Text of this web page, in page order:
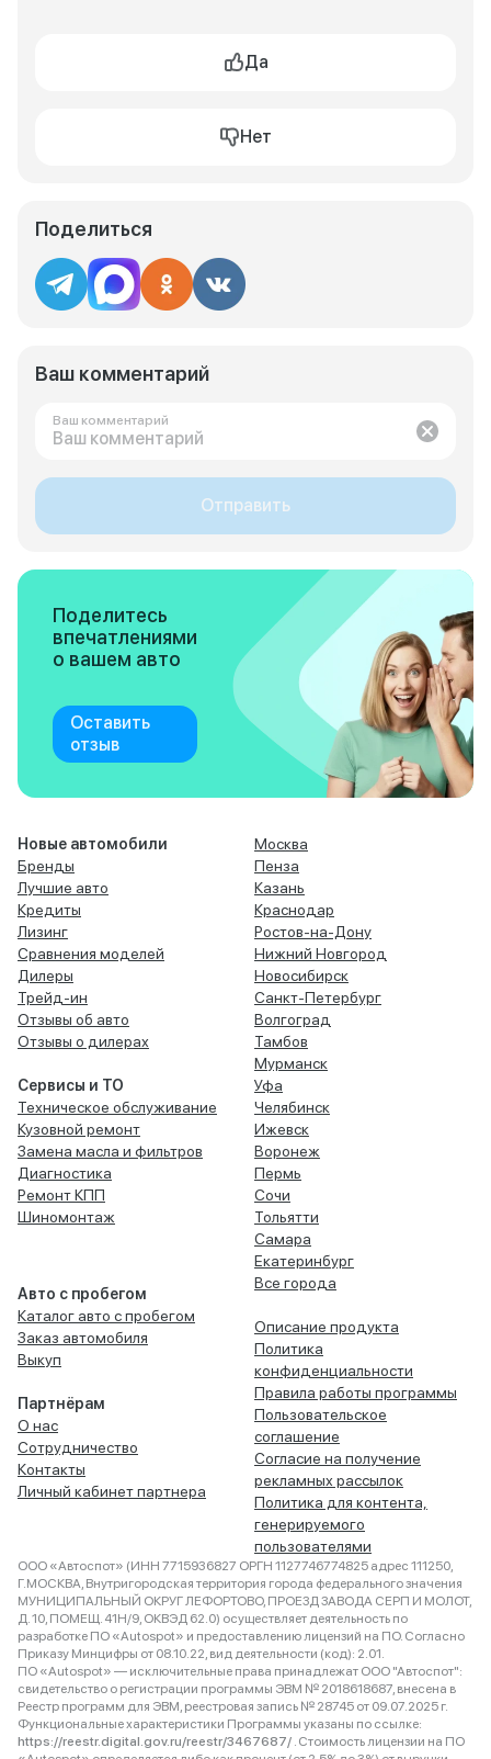
Да
Нет
Поделиться
Ваш комментарий
Ваш комментарий
Отправить
Поделитесь
впечатлениями
о вашем авто
Оставить
отзыв
Новые автомобили
Бренды
Лучшие авто
Кредиты
Лизинг
Сравнения моделей
Дилеры
Трейд-ин
Отзывы об авто
Отзывы о дилерах
Сервисы и ТО
Техническое обслуживание
Кузовной ремонт
Замена масла и фильтров
Диагностика
Ремонт КПП
Шиномонтаж
Авто с пробегом
Каталог авто с пробегом
Заказ автомобиля
Выкуп
Партнёрам
О нас
Сотрудничество
Контакты
Личный кабинет партнера
Москва
Пенза
Казань
Краснодар
Ростов-на-Дону
Нижний Новгород
Новосибирск
Санкт-Петербург
Волгоград
Тамбов
Мурманск
Уфа
Челябинск
Ижевск
Воронеж
Пермь
Сочи
Тольятти
Самара
Екатеринбург
Все города
Описание продукта
Политика
конфиденциальности
Правила работы программы
Пользовательское
соглашение
Согласие на получение
рекламных рассылок
Политика для контента,
генерируемого
пользователями
ООО «Автоспот» (ИНН 7715936827 ОРГН 1127746774825 адрес 111250,
Г.МОСКВА, Внутригородская территория города федерального значения
МУНИЦИПАЛЬНЫЙ ОКРУГ ЛЕФОРТОВО, ПРОЕЗД ЗАВОДА СЕРП И МОЛОТ,
Д. 10, ПОМЕЩ. 41Н/9, ОКВЭД 62.0) осуществляет деятельность по
разработке ПО «Autospot» и предоставлению лицензий на ПО. Согласно
Приказу Минцифры от 08.10.22, вид деятельности (код): 2.01.
ПО «Autospot» — исключительные права принадлежат ООО "Автоспот":
свидетельство о регистрации программы ЭВМ № 2018618687, внесена в
Реестр программ для ЭВМ, реестровая запись № 28745 от 09.07.2025 г.
Функциональные характеристики Программы указаны по ссылке:
https://reestr.digital.gov.ru/reestr/3467687/ . Стоимость лицензии на ПО